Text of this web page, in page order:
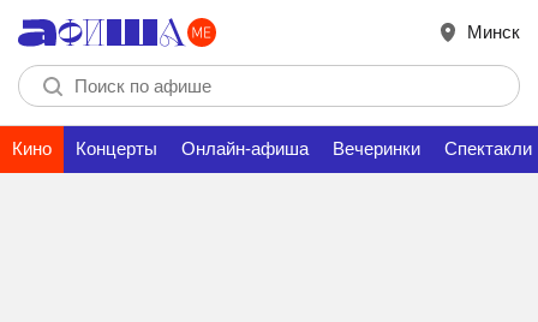
Минск
Кино Концерты Онлайн-афиша Вечеринки Спектакли